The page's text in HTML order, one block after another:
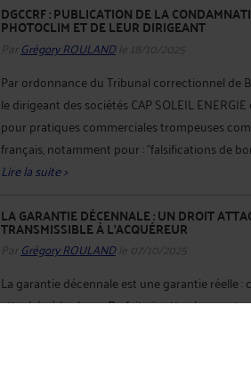
DGCCRF : PUBLICATION DE LA
PHOTOCLIM ET DE LEUR DIRIGEANT
Par Grégory ROULANDle 18/10/2025
Par ordonnance du Tribunal correctionnel de
le dirigeant des sociétés CAP SOLEIL
pour pratiques commerciales trompeuses
français, notamment pour : "falsifications de
Lire la suite >
LA GARANTIE DÉCENNALE : UN DROIT
TRANSMISSIBLE À L’ACQUÉREUR
Par Grégory ROULANDle 07/10/2025
La garantie décennale est une garantie réelle :
attachée à la chose. De fait, si cette chose est